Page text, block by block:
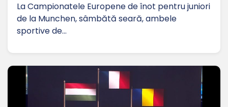
La Campionatele Europene de înot pentru juniori
de la Munchen, sâmbătă seară, ambele
sportive de…